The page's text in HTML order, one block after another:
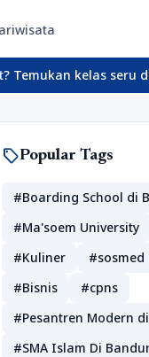
kelas seru dan
sellPopular Tags
#Boarding School di
#Ma'soem University
#Kuliner
#sosmed
#Bisnis
#cpns
#Pesantren Modern
#SMA Islam Di